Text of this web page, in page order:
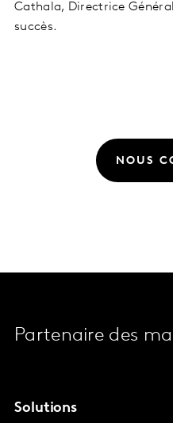
Cathala, Directrice
succès.
NOUS
Partenaire des
Solutions